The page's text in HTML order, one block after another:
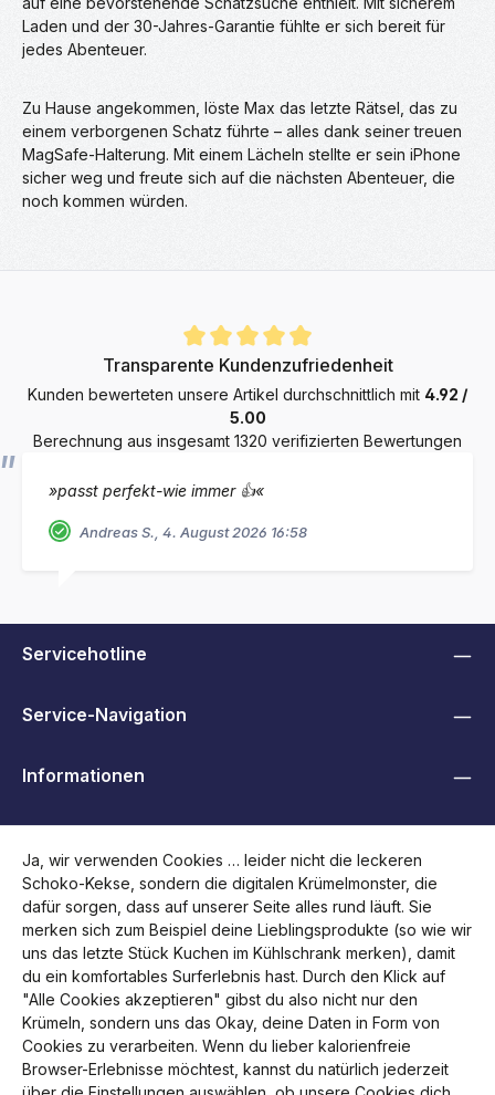
Laden und der 30-Jahres-Garantie fühlte er sich bereit für
jedes Abenteuer.
Zu Hause angekommen, löste Max das letzte Rätsel, das zu
einem verborgenen Schatz führte – alles dank seiner treuen
MagSafe-Halterung. Mit einem Lächeln stellte er sein iPhone
sicher weg und freute sich auf die nächsten Abenteuer, die
noch kommen würden.
Durchschnittliche Bewertung von 4.9 von 5 Sternen
Transparente Kundenzufriedenheit
Kunden bewerteten unsere Artikel durchschnittlich mit 4.92 /
5.00
Berechnung aus insgesamt 1320 verifizierten Bewertungen
»passt perfekt-wie immer 👍«
Andreas S., 4. August 2026 16:58
Servicehotline
Service-Navigation
Informationen
Folge uns
Ja, wir verwenden Cookies … leider nicht die leckeren
Schoko-Kekse, sondern die digitalen Krümelmonster, die
dafür sorgen, dass auf unserer Seite alles rund läuft. Sie
merken sich zum Beispiel deine Lieblingsprodukte (so wie wir
uns das letzte Stück Kuchen im Kühlschrank merken), damit
du ein komfortables Surferlebnis hast. Durch den Klick auf
"Alle Cookies akzeptieren" gibst du also nicht nur den
Krümeln, sondern uns das Okay, deine Daten in Form von
Cookies zu verarbeiten. Wenn du lieber kalorienfreie
Browser-Erlebnisse möchtest, kannst du natürlich jederzeit